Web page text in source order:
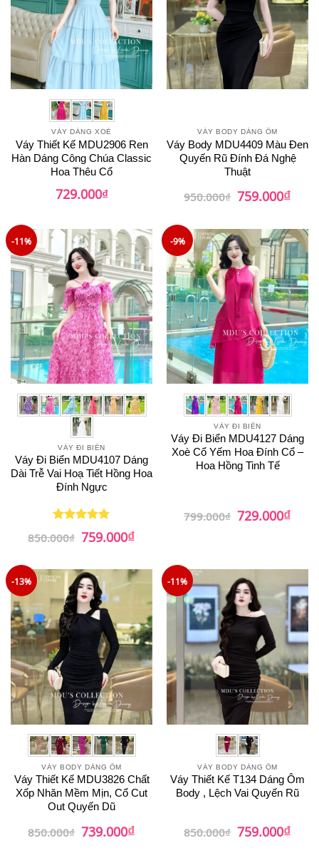
VÁY DÁNG XOÈ
Váy Thiết Kế MDU2906 Ren
Hàn Dáng Công Chúa Classic
Hoa Thêu Cổ
729.000₫
VÁY BODY DÁNG ÔM
Váy Body MDU4409 Màu Đen
Quyến Rũ Đính Đá Nghệ
Thuật
950.000₫ Giá
gốc
759.000₫Giá
hiện
-11%
VÁY ĐI BIỂN
Váy Đi Biển MDU4107 Dáng
Dài Trễ Vai Hoạ Tiết Hồng Hoa
Đính Ngực
Được xếp
hạng
55
850.000₫ Giá
gốc
759.000₫Giá
hiện
759.000₫.
-9%
VÁY ĐI BIỂN
Váy Đi Biển MDU4127 Dáng
Xoè Cổ Yếm Hoa Đính Cổ –
Hoa Hồng Tinh Tế
799.000₫ Giá
gốc
729.000₫Giá
hiện
-13%
VÁY BODY DÁNG ÔM
Váy Thiết Kế MDU3826 Chất
Xốp Nhăn Mềm Mịn, Cổ Cut
Out Quyến Dũ
850.000₫ Giá
gốc
739.000₫Giá
hiện
-11%
VÁY BODY DÁNG ÔM
Váy Thiết Kế T134 Dáng Ôm
Body , Lệch Vai Quyến Rũ
850.000₫ Giá
gốc
759.000₫Giá
hiện